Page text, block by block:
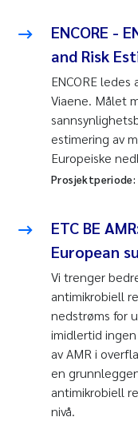
ENCORE -
and Risk
ENCORE ledes
Viaene. Målet
estimering av
Europeiske
Prosjektperiode:
ETC BE
European
Vi trenger
antimikrobiell
nedstrøms for
imidlertid
av AMR i
en
antimikrobiell
nivå.